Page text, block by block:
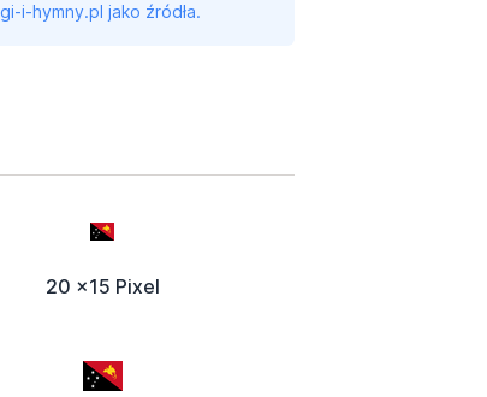
i-hymny.pl jako źródła.
20 x15 Pixel